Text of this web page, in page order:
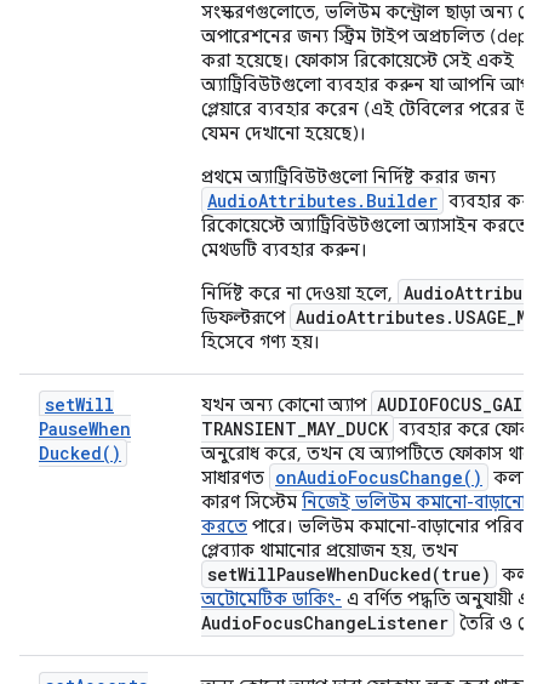
সংস্করণগুলোতে, ভলিউম কন্ট্রোল ছাড়া অন্য
অপারেশনের জন্য স্ট্রিম টাইপ অপ্রচলিত
করা হয়েছে। ফোকাস রিকোয়েস্টে সেই একই
অ্যাট্রিবিউটগুলো ব্যবহার করুন যা আপনি
প্লেয়ারে ব্যবহার করেন (এই টেবিলের পরের
যেমন দেখানো হয়েছে)।
প্রথমে অ্যাট্রিবিউটগুলো নির্দিষ্ট করার জন্য
AudioAttributes.Builder ব্যবহার
রিকোয়েস্টে অ্যাট্রিবিউটগুলো অ্যাসাইন করতে
মেথডটি ব্যবহার করুন।
নির্দিষ্ট করে না দেওয়া হলে,
ডিফল্টরূপে
হিসেবে গণ্য হয়।
setWill
PauseWhen
Ducked( )
যখন অন্য কোনো অ্যাপ AUDIOFOCUS_GAIN
TRANSIENT_MAY_DUCK ব্যবহার করে
অনুরোধ করে, তখন যে অ্যাপটিতে ফোকাস থাকে
সাধারণত onAudioFocusChange( )
কারণ সিস্টেম নিজেই ভলিউম কমানো-বাড়ানোর
করতে পারে। ভলিউম কমানো-বাড়ানোর
প্লেব্যাক থামানোর প্রয়োজন হয়, তখন
setWillPauseWhenDucked(true)
কল
অটোমেটিক ডাকিং- এ বর্ণিত পদ্ধতি অনুযায়ী
AudioFocusChangeListener তৈরি ও